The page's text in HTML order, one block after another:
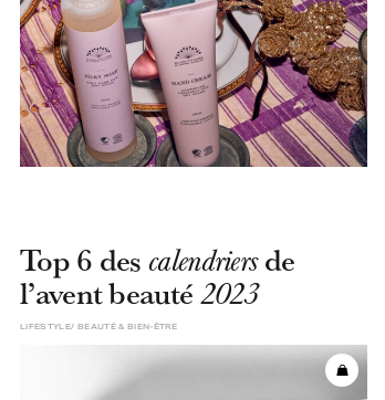
Top 6 des calendriersde
l’avent beauté 2023
BEAUTÉ & BIEN-ÊTRE
LIFESTYLE